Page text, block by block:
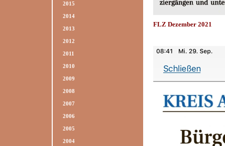
2015
2014
2013
2012
2011
2010
2009
2008
2007
2006
2005
2004
FLZ Dezember 2021